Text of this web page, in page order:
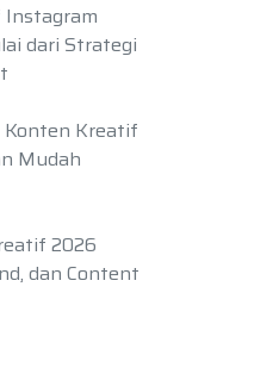
dari Strategi
Konten Kreatif
Mudah
2026
dan Content